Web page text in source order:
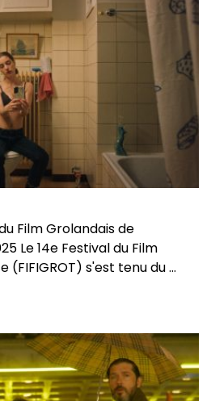
Film Grolandais de
Le 14e Festival du Film
(FIFIGROT) s'est tenu du ...